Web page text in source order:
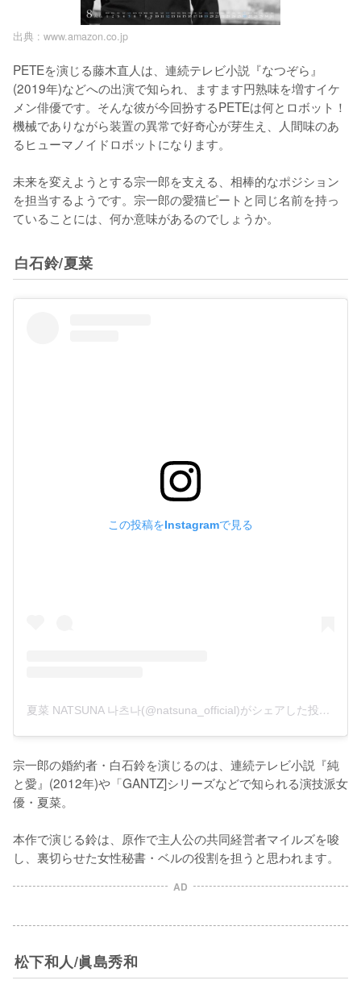
出典 : www.amazon.co.jp
PETEを演じる藤木直人は、連続テレビ小説『なつぞら』
(2019年)などへの出演で知られ、ますます円熟味を増すイケ
メン俳優です。そんな彼が今回扮するPETEは何とロボット！
機械でありながら装置の異常で好奇心が芽生え、人間味のあ
るヒューマノイドロボットになります。
未来を変えようとする宗一郎を支える、相棒的なポジション
を担当するようです。宗一郎の愛猫ピートと同じ名前を持っ
ていることには、何か意味があるのでしょうか。
白石鈴/夏菜
この投稿をInstagramで見る
夏菜 NATSUNA 나츠나(@natsuna_official)がシェアした投稿
宗一郎の婚約者・白石鈴を演じるのは、連続テレビ小説『純
と愛』(2012年)や「GANTZ]シリーズなどで知られる演技派女
優・夏菜。
本作で演じる鈴は、原作で主人公の共同経営者マイルズを唆
し、裏切らせた女性秘書・ベルの役割を担うと思われます。
AD
松下和人/眞島秀和